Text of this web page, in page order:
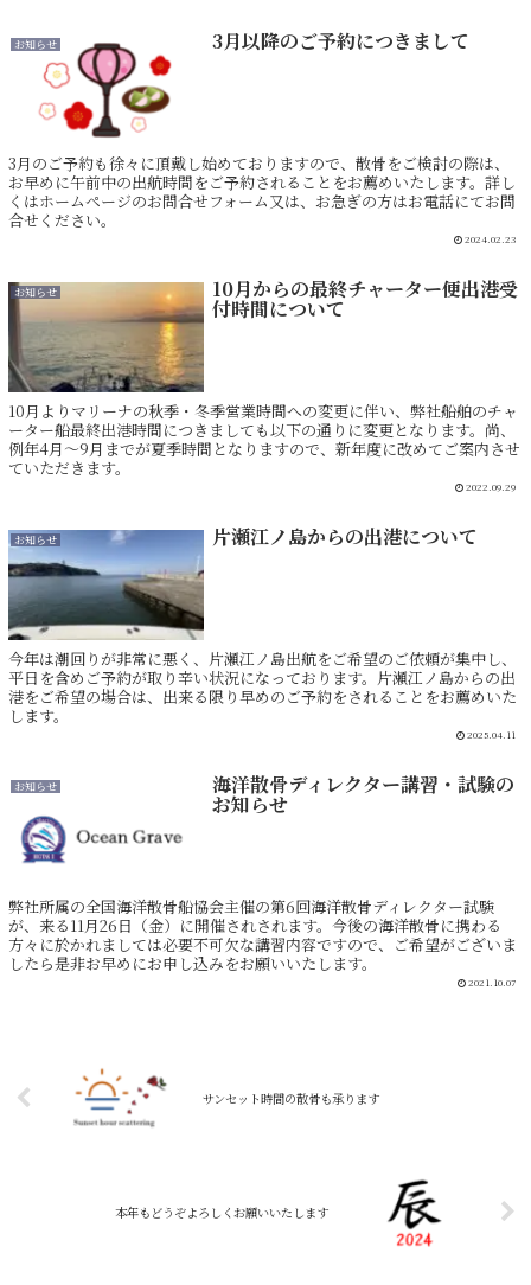
お知らせ 3月以降のご予約につきまして
3月のご予約も徐々に頂戴し始めておりますので、散骨をご検討の際は、
お早めに午前中の出航時間をご予約されることをお薦めいたします。詳し
くはホームページのお問合せフォーム又は、お急ぎの方はお電話にてお問
合せください。
2024.02.23
お知らせ 10月からの最終チャーター便出港受
付時間について
10月よりマリーナの秋季・冬季営業時間への変更に伴い、弊社船舶のチャ
ーター船最終出港時間につきましても以下の通りに変更となります。尚、
例年4月～9月までが夏季時間となりますので、新年度に改めてご案内させ
ていただきます。
2022.09.29
お知らせ 片瀬江ノ島からの出港について
今年は潮回りが非常に悪く、片瀬江ノ島出航をご希望のご依頼が集中し、
平日を含めご予約が取り辛い状況になっております。片瀬江ノ島からの出
港をご希望の場合は、出来る限り早めのご予約をされることをお薦めいた
します。
2025.04.11
お知らせ 海洋散骨ディレクター講習・試験の
お知らせ
弊社所属の全国海洋散骨船協会主催の第6回海洋散骨ディレクター試験
が、来る11月26日（金）に開催されされます。今後の海洋散骨に携わる
方々に於かれましては必要不可欠な講習内容ですので、ご希望がございま
したら是非お早めにお申し込みをお願いいたします。
2021.10.07
サンセット時間の散骨も承ります
本年もどうぞよろしくお願いいたします